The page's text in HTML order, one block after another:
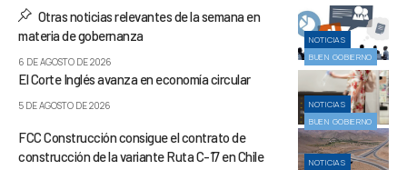
NOTICIAS
BUEN GOBIERNO
Otras noticias relevantes de la semana en
materia de gobernanza
6 DE AGOSTO DE 2026
NOTICIAS
BUEN GOBIERNO
El Corte Inglés avanza en economía circular
5 DE AGOSTO DE 2026
NOTICIAS
FCC Construcción consigue el contrato de
construcción de la variante Ruta C-17 en Chile